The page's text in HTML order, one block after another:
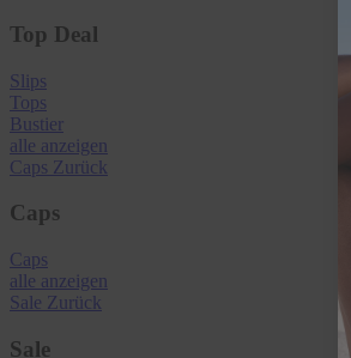
Top Deal
Slips
Tops
Bustier
alle anzeigen
Caps Zurück
Caps
Caps
alle anzeigen
Sale Zurück
Sale